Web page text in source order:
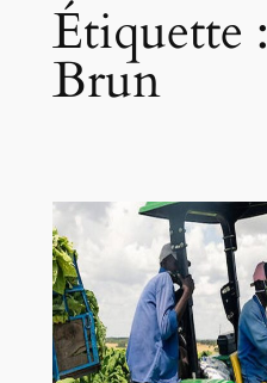
Étiquette :
Brun